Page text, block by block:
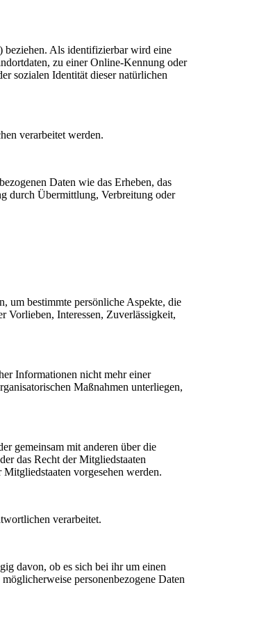
beziehen. Als identifizierbar wird eine
zu einer Online-Kennung oder
sozialen Identität dieser natürlichen
verarbeitet werden.
Daten wie das Erheben, das
durch Übermittlung, Verbreitung oder
um bestimmte persönliche Aspekte, die
Vorlieben, Interessen, Zuverlässigkeit,
Informationen nicht mehr einer
Maßnahmen unterliegen,
gemeinsam mit anderen über die
das Recht der Mitgliedstaaten
vorgesehen werden.
verarbeitet.
davon, ob es sich bei ihr um einen
personenbezogene Daten